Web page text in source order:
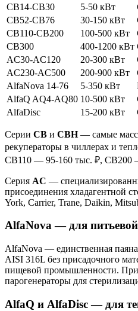
CB14-CB30
5-50 кВт
CB52-CB76
30-150 кВт
CB110-CB200
100-500 кВт
CB300
400-1200 кВт
AC30-AC120
20-300 кВт
AC230-AC500
200-900 кВт
AlfaNova 14-76
5-350 кВт
AlfaQ AQ4-AQ80 10-500 кВт
AlfaDisc
15-200 кВт
Серии CB и CBH— самые
рекуператоры в чиллерах и
CB110 — 95-160 тыс. ₽,
Серия AC —
присоединения хладагентной
York, Carrier, Trane, Daikin,
AlfaNova — для
AlfaNova — единственная
AISI 316L без присадочного
пищевой промышленности.
парогенераторы для
AlfaQ и AlfaDisc — для